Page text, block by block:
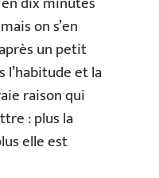
on s’en
un petit
l’habitude et la
raison qui
: plus la
elle est